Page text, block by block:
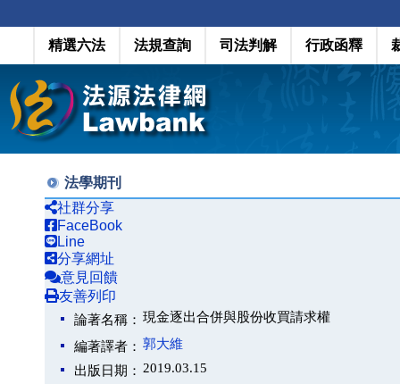
精選六法 法規查詢 司法判解 行政函釋
法學期刊
社群分享
FaceBook
Line
分享網址
意見回饋
友善列印
論著名稱： 現金逐出合併與股份收買請求權
編著譯者： 郭大維
出版日期： 2019.03.15